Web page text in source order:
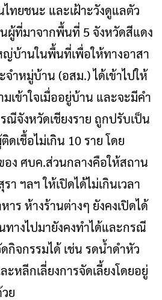
ทยชนะ และเฝ้าะวังดูแลตัว
นผู้ที่มาจากพื้นที่ 5 จังหวัดสีแดง
บ้านในพื้นที่เพื่อให้ทางอาสา
ำหมู่บ้าน (อสม.) ได้เข้าไปให้
เข้าใจเมื่ออยู่บ้าน และจะมีคำ
ณีจังหวัดเชียงราย ถูกปรับเป็น
เชื้อไม่เกิน 10 ราย โดย
ง ศบค.ส่วนกลางคือให้สถาน
า ฯลฯ ให้เปิดได้ไม่เกินเวลา
าร ห้างร้านต่างๆ ยังคงเปิดได้
างไปมายังคงทำได้และกรณี
กิจกรรมได้ เช่น รดน้ำดำหัว
หลีกเลี่ยงการจัดเลี้ยงโดยอยู่
ย